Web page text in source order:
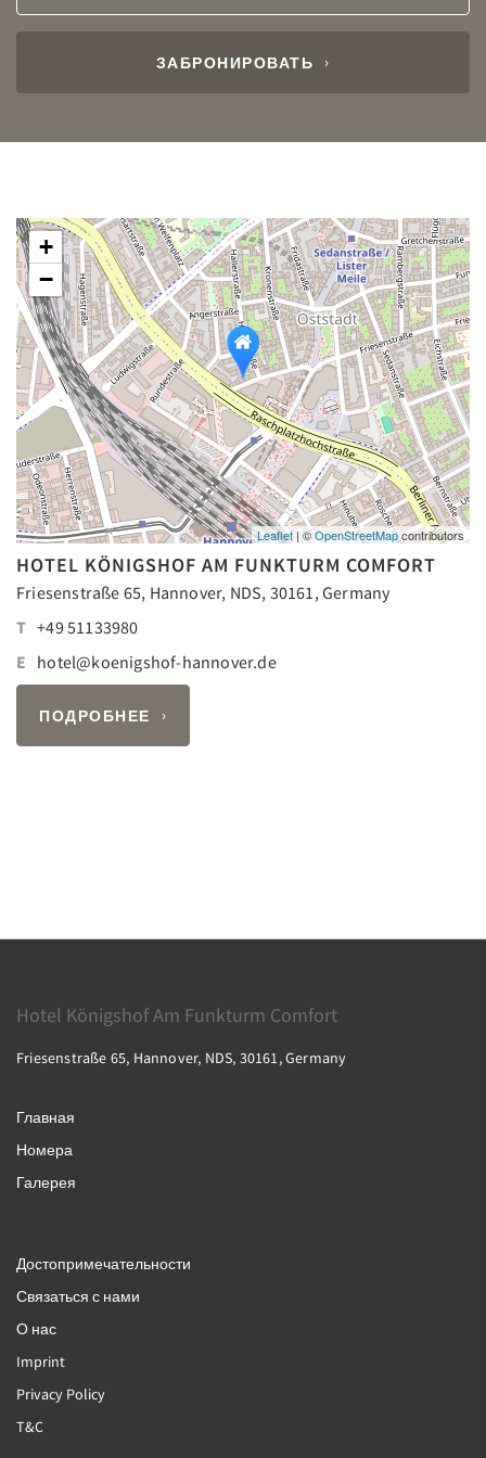
ЗАБРОНИРОВАТЬ
+
−
Leaflet | ©OpenStreetMapcontributors
HOTEL KÖNIGSHOF AM FUNKTURM COMFORT
Friesenstraße 65, Hannover, NDS, 30161, Germany
T +49 51133980
E hotel@koenigshof-hannover.de
ПОДРОБНЕЕ
Hotel Königshof Am Funkturm Comfort
Friesenstraße 65, Hannover, NDS, 30161, Germany
Главная
Номера
Галерея
Достопримечательности
Связаться с нами
О нас
Imprint
Privacy Policy
T&C